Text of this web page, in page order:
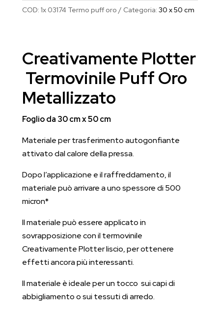
30
50
cm
COD: 1x 03174 Termo puff oro Categoria: 30 x 50 cm
Creativamente Plotter
Termovinile Puff Oro
Metallizzato
Foglio da 30 cm x 50 cm
Materiale per trasferimento autogonfiante
attivato dal calore della pressa.
Dopo l’applicazione e il raffreddamento, il
materiale può arrivare a uno spessore di 500
micron*
Il materiale può essere applicato in
sovrapposizione con il termovinile
Creativamente Plotter liscio, per ottenere
effetti ancora più interessanti.
Il materiale è ideale per un tocco sui capi di
abbigliamento o sui tessuti di arredo.